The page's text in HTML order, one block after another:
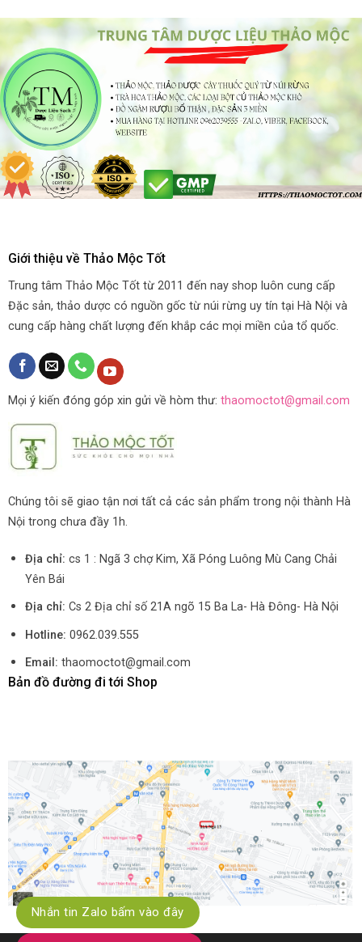
Giới thiệu về Thảo Mộc Tốt
Trung tâm Thảo Mộc Tốt từ 2011 đến nay shop luôn cung cấp
Đặc sản, thảo dược có nguồn gốc từ núi rừng uy tín tại Hà Nội và
cung cấp hàng chất lượng đến khắp các mọi miền của tổ quốc.
Mọi ý kiến đóng góp xin gửi về hòm thư: thaomoctot@gmail.com
Chúng tôi sẽ giao tận nơi tất cả các sản phẩm trong nội thành Hà
Nội trong chưa đầy 1h.
Địa chỉ: cs 1 : Ngã 3 chợ Kim, Xã Póng Luông Mù Cang Chải
Yên Bái
Địa chỉ: Cs 2 Địa chỉ số 21A ngõ 15 Ba La- Hà Đông- Hà Nội
Hotline: 0962.039.555
Email: thaomoctot@gmail.com
Bản đồ đường đi tới Shop
Nhắn tin Zalo bấm vào đây